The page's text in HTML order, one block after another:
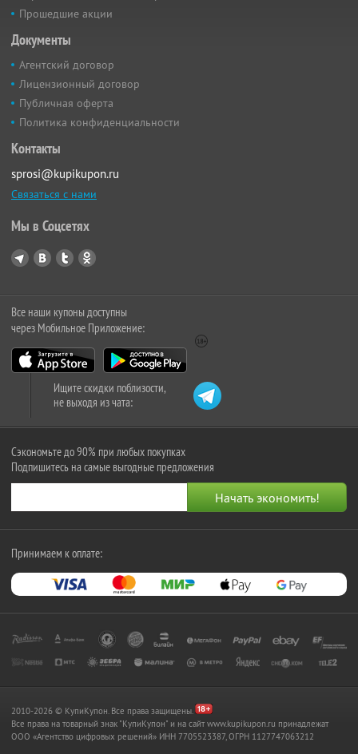
Прошедшие акции
Документы
Агентский договор
Лицензионный договор
Публичная оферта
Политика конфиденциальности
Контакты
sprosi@kupikupon.ru
Связаться с нами
Мы в Соцсетях
Все наши купоны доступны
через Мобильное Приложение:
Ищите скидки поблизости,
не выходя из чата:
Сэкономьте до 90% при любых покупках
Подпишитесь на самые выгодные предложения
Принимаем к оплате:
2010-2026 © КупиКупон. Все права защищены.
Все права на товарный знак "КупиКупон" и на сайт www.kupikupon.ru принадлежат
OOO «Агентство цифровых решений» ИНН 7705523387, ОГРН 1127747063212